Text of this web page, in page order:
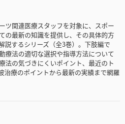
ツ関連医療スタッフを対象に、スポー
の最新の知識を提供し、その具体的方
説するシリーズ（全3巻）。下肢編で
療法の適切な選択や指導方法について
法の気づきにくいポイント、最近のト
治療のポイントから最新の実績まで網羅